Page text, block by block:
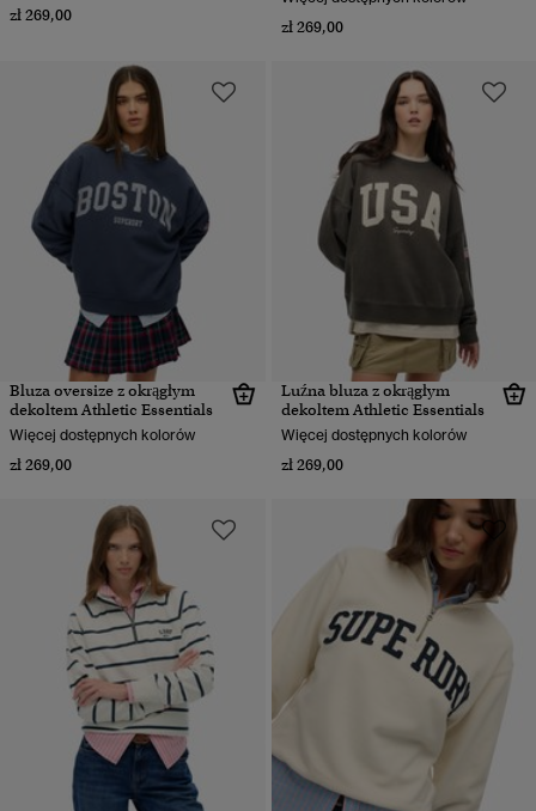
zł 269,00
zł 269,00
Bluza oversize z okrągłym
dekoltem Athletic Essentials
Więcej dostępnych kolorów
zł 269,00
Luźna bluza z okrągłym
dekoltem Athletic Essentials
Więcej dostępnych kolorów
zł 269,00